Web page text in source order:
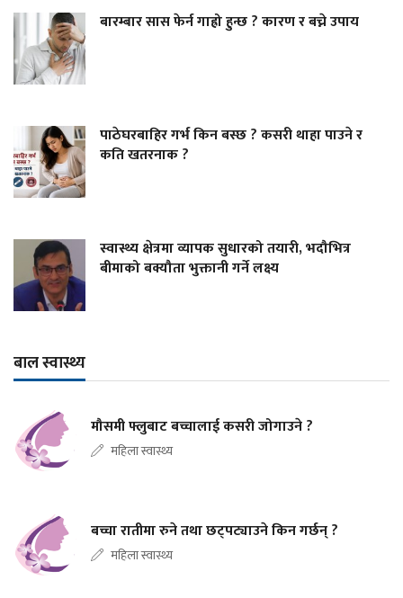
बारम्बार सास फेर्न गाह्रो हुन्छ ? कारण र बच्ने उपाय
पाठेघरबाहिर गर्भ किन बस्छ ? कसरी थाहा पाउने र
कति खतरनाक ?
स्वास्थ्य क्षेत्रमा व्यापक सुधारको तयारी, भदौभित्र
बीमाको बक्यौता भुक्तानी गर्ने लक्ष्य
बाल स्वास्थ्य
मौसमी फ्लुबाट बच्चालाई कसरी जोगाउने ?
महिला स्वास्थ्य
बच्चा रातीमा रुने तथा छट्पट्याउने किन गर्छन् ?
महिला स्वास्थ्य